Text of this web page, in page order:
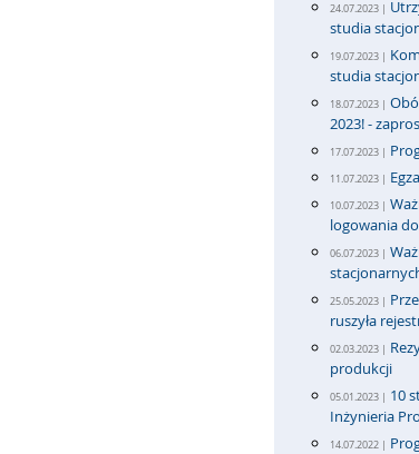
24.07.2023 |
studia
19.07.2023 |
studia
18.07.2023 |
2023! -
17.07.2023 |
11.07.2023 |
10.07.2023 |
logowania
06.07.2023 |
25.05.2023 |
ruszyła
02.03.2023 |
produkcji
05.01.2023 | 10
Inżynieria
14.07.2022 |